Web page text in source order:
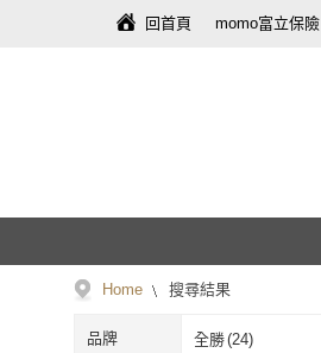
回首頁 momo富立保險
Home 搜尋結果
品牌 全勝(24)